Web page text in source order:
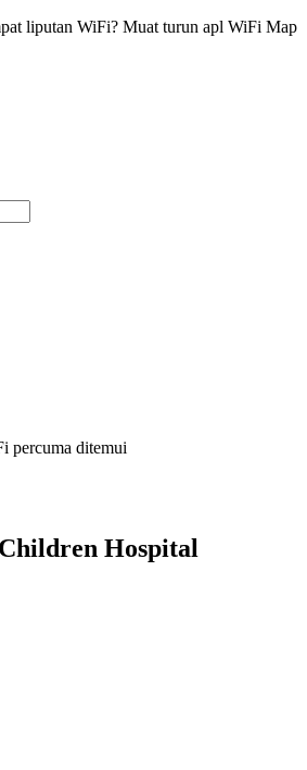
liputan WiFi? Muat turun apl WiFi Map
percuma ditemui
Hospital